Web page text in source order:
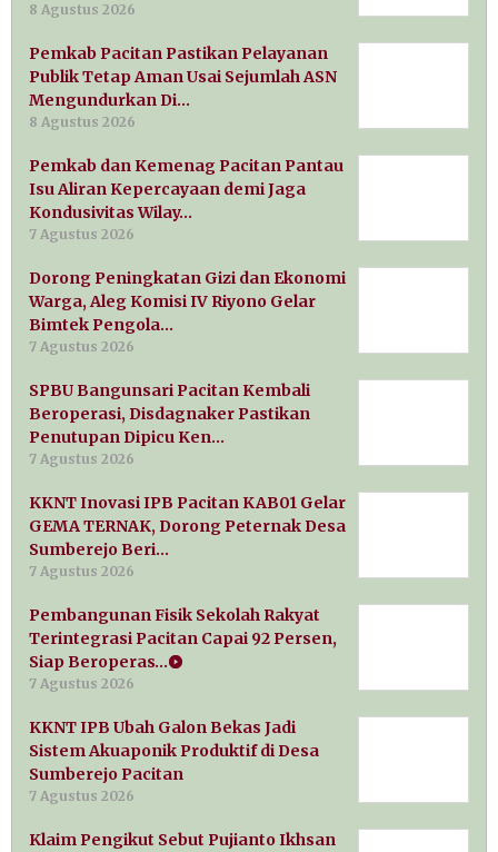
8 Agustus 2026
Pemkab Pacitan Pastikan Pelayanan
Publik Tetap Aman Usai Sejumlah ASN
Mengundurkan Di…
8 Agustus 2026
Pemkab dan Kemenag Pacitan Pantau
Isu Aliran Kepercayaan demi Jaga
Kondusivitas Wilay…
7 Agustus 2026
Dorong Peningkatan Gizi dan Ekonomi
Warga, Aleg Komisi IV Riyono Gelar
Bimtek Pengola…
7 Agustus 2026
SPBU Bangunsari Pacitan Kembali
Beroperasi, Disdagnaker Pastikan
Penutupan Dipicu Ken…
7 Agustus 2026
KKNT Inovasi IPB Pacitan KAB01 Gelar
GEMA TERNAK, Dorong Peternak Desa
Sumberejo Beri…
7 Agustus 2026
Pembangunan Fisik Sekolah Rakyat
Terintegrasi Pacitan Capai 92 Persen,
Siap Beroperas…
7 Agustus 2026
KKNT IPB Ubah Galon Bekas Jadi
Sistem Akuaponik Produktif di Desa
Sumberejo Pacitan
7 Agustus 2026
Klaim Pengikut Sebut Pujianto Ikhsan